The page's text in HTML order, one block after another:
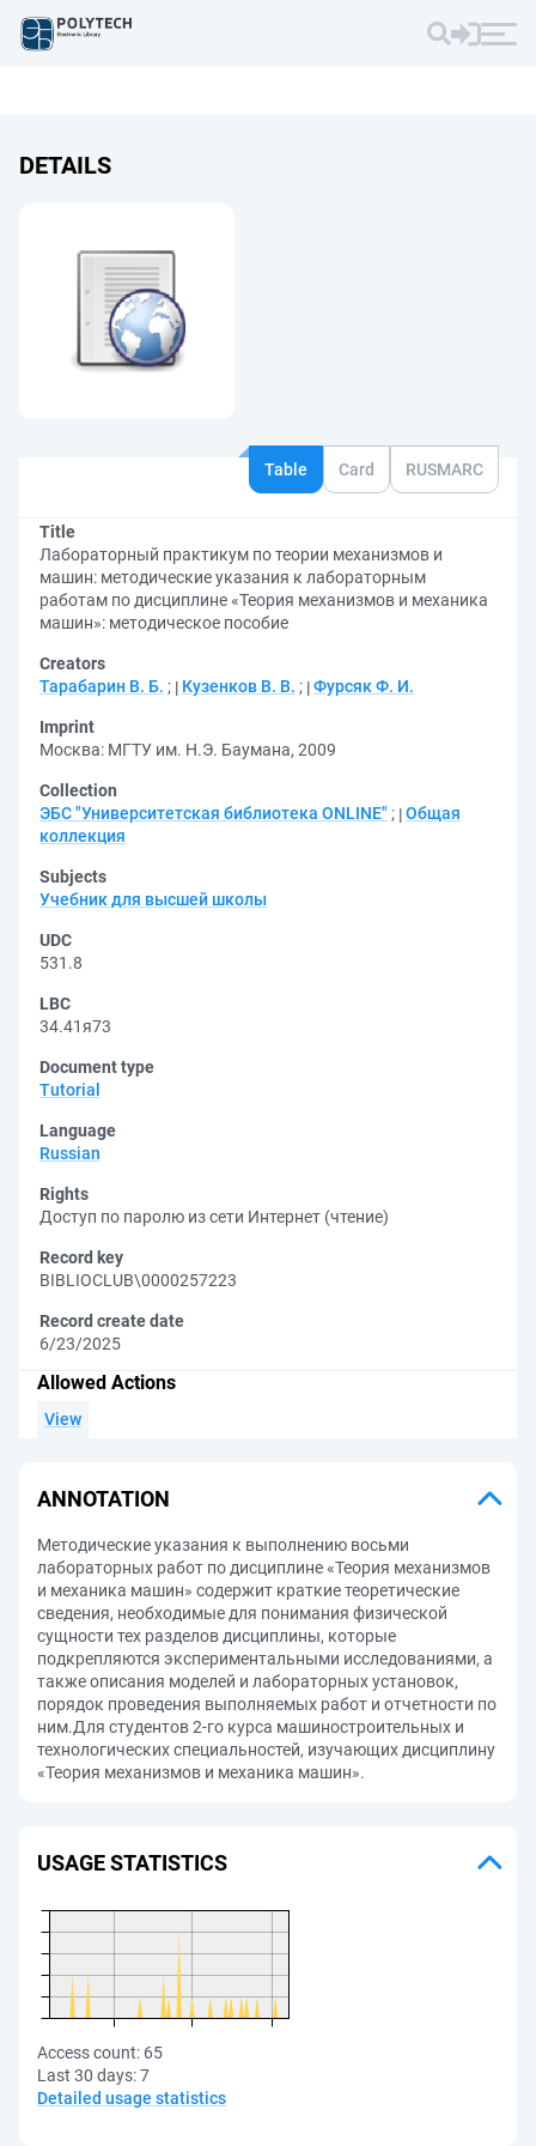
DETAILS
Table Card RUSMARC
Title
Лабораторный практикум по теории механизмов и
машин: методические указания к лабораторным
работам по дисциплине «Теория механизмов и механика
машин»: методическое пособие
Creators
Тарабарин В. Б. ; Кузенков В. В. ; Фурсяк Ф. И.
Imprint
Москва: МГТУ им. Н.Э. Баумана, 2009
Collection
ЭБС "Университетская библиотека ONLINE" ; Общая
коллекция
Subjects
Учебник для высшей школы
UDC
531.8
LBC
34.41я73
Document type
Tutorial
Language
Russian
Rights
Доступ по паролю из сети Интернет (чтение)
Record key
BIBLIOCLUB\0000257223
Record create date
6/23/2025
Allowed Actions
View
ANNOTATION
Методические указания к выполнению восьми
лабораторных работ по дисциплине «Теория механизмов
и механика машин» содержит краткие теоретические
сведения, необходимые для понимания физической
сущности тех разделов дисциплины, которые
подкрепляются экспериментальными исследованиями, а
также описания моделей и лабораторных установок,
порядок проведения выполняемых работ и отчетности по
ним.Для студентов 2-го курса машиностроительных и
технологических специальностей, изучающих дисциплину
«Теория механизмов и механика машин».
USAGE STATISTICS
Access count: 65
Last 30 days:7
Detailed usage statistics